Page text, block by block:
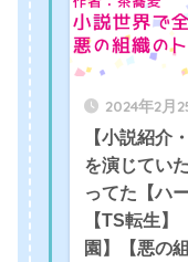
2024年2月
【小説紹介
を演じてい
ってた【ハ
【TS転生
園】【悪の